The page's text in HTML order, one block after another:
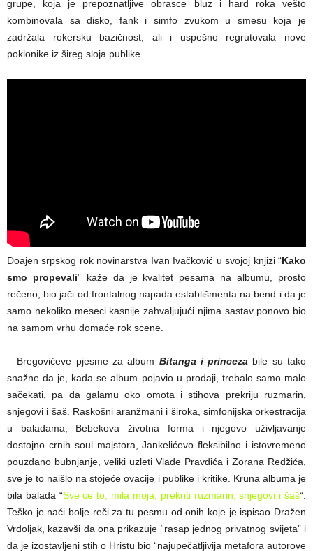
grupe, koja je prepoznatljive obrasce bluz i hard roka vešto
kombinovala sa disko, fank i simfo zvukom u smesu koja je
zadržala rokersku bazičnost, ali i uspešno regrutovala nove
poklonike iz šireg sloja publike.
Doajen srpskog rok novinarstva Ivan Ivačković u svojoj knjizi “Kako
smo propevali” kaže da je kvalitet pesama na albumu, prosto
rečeno, bio jači od frontalnog napada establišmenta na bend i da je
samo nekoliko meseci kasnije zahvaljujući njima sastav ponovo bio
na samom vrhu domaće rok scene.
– Bregovićeve pjesme za album Bitanga i princeza bile su tako
snažne da je, kada se album pojavio u prodaji, trebalo samo malo
sačekati, pa da galamu oko omota i stihova prekriju ruzmarin,
snjegovi i šaš. Raskošni aranžmani i široka, simfonijska orkestracija
u baladama, Bebekova životna forma i njegovo uživljavanje
dostojno crnih soul majstora, Jankelićevo fleksibilno i istovremeno
pouzdano bubnjanje, veliki uzleti Vlade Pravdića i Zorana Redžića,
sve je to naišlo na stojeće ovacije i publike i kritike. Kruna albuma je
bila balada “Sve će to, mila moja, prekriti ruzmarin, snjegovi i šaš“.
Teško je naći bolje reči za tu pesmu od onih koje je ispisao Dražen
Vrdoljak, kazavši da ona prikazuje “rasap jednog privatnog svijeta” i
da je izostavljeni stih o Hristu bio “najupečatljivija metafora autorove